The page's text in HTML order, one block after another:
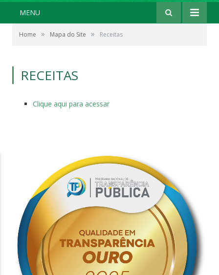
MENU
Home » Mapa do Site » Receitas
RECEITAS
Clique aqui para acessar